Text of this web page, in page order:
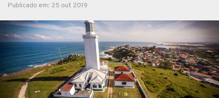
Publicado em: 25 out 2019